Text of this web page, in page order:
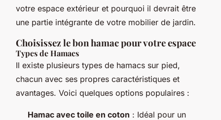
votre espace extérieur et pourquoi il devrait être
une partie intégrante de votre mobilier de jardin.
Choisissez le bon hamac pour votre espace
Types de Hamacs
Il existe plusieurs types de hamacs sur pied,
chacun avec ses propres caractéristiques et
avantages. Voici quelques options populaires :
Hamac avec toile en coton : Idéal pour un